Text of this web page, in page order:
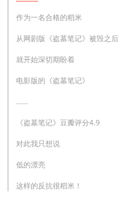
作为一名合格的稻米
从网剧版《盗墓笔记》被毁之后
就开始深切期盼着
电影版的《盗墓笔记》
......
《盗墓笔记》豆瓣评分4.9
对此我只想说
低的漂亮
这样的反抗很稻米！